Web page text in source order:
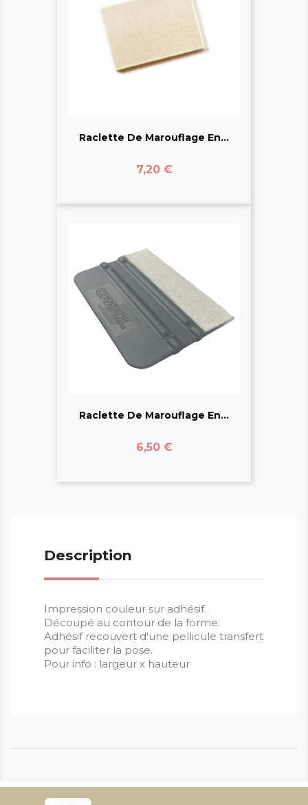
Raclette De Marouflage En...
Prix
7,20 €
Raclette De Marouflage En...
Prix
6,50 €
Description
Impression couleur sur adhésif.
Découpé au contour de la forme.
Adhésif recouvert d'une pellicule transfert
pour faciliter la pose.
Pour info : largeur x hauteur